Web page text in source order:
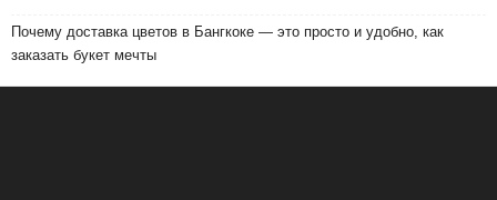
Почему доставка цветов в Бангкоке — это просто и удобно, как
заказать букет мечты